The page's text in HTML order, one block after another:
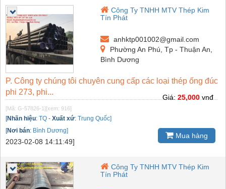
Công Ty TNHH MTV Thép Kim
Tín Phát
anhktp001002@gmail.com
Phường An Phú, Tp - Thuận An,
Bình Dương
P. Công ty chúng tôi chuyên cung cấp các loại thép ống đúc
phi 273, phi...
[Mã: G-57826-1] [xem: 916]
[Nhãn hiệu: TQ - Xuất xứ: Trung Quốc]
[Nơi bán: Bình Dương]
2023-02-08 14:11:49]
Giá:25,000vnđ
Mua hàng
Công Ty TNHH MTV Thép Kim
Tín Phát